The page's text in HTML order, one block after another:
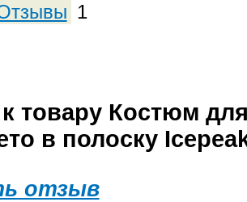
1
товару Костюм
в полоску
отзыв